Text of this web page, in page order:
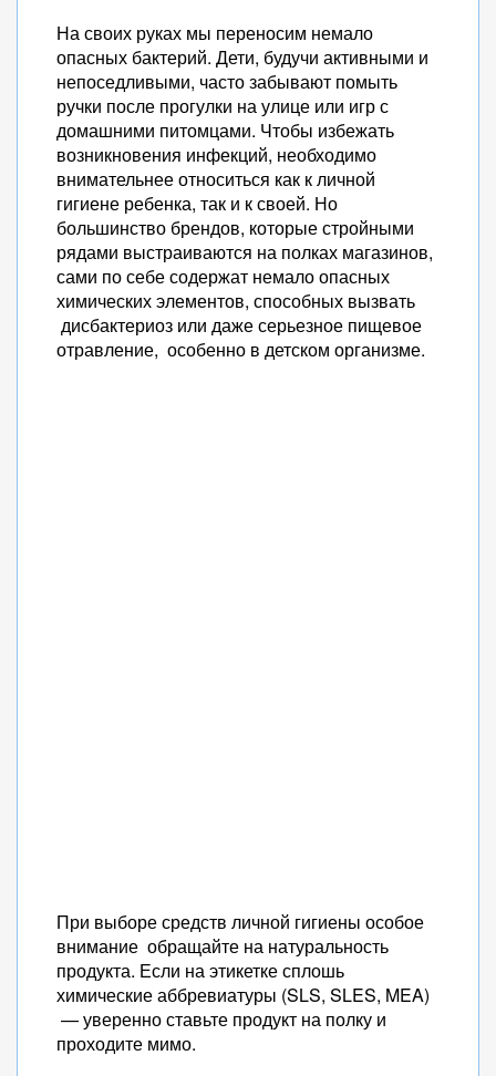
На своих руках мы переносим немало
опасных бактерий. Дети, будучи активными и
непоседливыми, часто забывают помыть
ручки после прогулки на улице или игр с
домашними питомцами. Чтобы избежать
возникновения инфекций, необходимо
внимательнее относиться как к личной
гигиене ребенка, так и к своей. Но
большинство брендов, которые стройными
рядами выстраиваются на полках магазинов,
сами по себе содержат немало опасных
химических элементов, способных вызвать
дисбактериоз или даже серьезное пищевое
отравление, особенно в детском организме.
При выборе средств личной гигиены особое
внимание обращайте на натуральность
продукта. Если на этикетке сплошь
химические аббревиатуры (SLS, SLES, MEA)
— уверенно ставьте продукт на полку и
проходите мимо.